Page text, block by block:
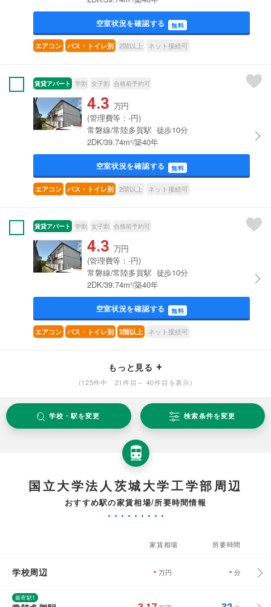
空室状況を確認する 無料
エアコン バス・トイレ別 2階以上 ネット接続可
賃貸アパート 学割 女子割 合格前予約可
4.3 万円
(管理費等：-円)
常磐線/常陸多賀駅 徒歩10分
2DK/39.74m²/築40年
空室状況を確認する 無料
エアコン バス・トイレ別 2階以上 ネット接続可
賃貸アパート 学割 女子割 合格前予約可
4.3 万円
(管理費等：-円)
常磐線/常陸多賀駅 徒歩10分
2DK/39.74m²/築40年
空室状況を確認する 無料
エアコン バス・トイレ別 2階以上 ネット接続可
もっと見る
(125件中 21件目～ 40件目を表示)
学校・駅を変更 検索条件を変更
国立大学法人茨城大学工学部周辺
おすすめ駅の家賃相場/所要時間情報
家賃相場 所要時間
学校周辺 - 万円 - 分
最寄駅1